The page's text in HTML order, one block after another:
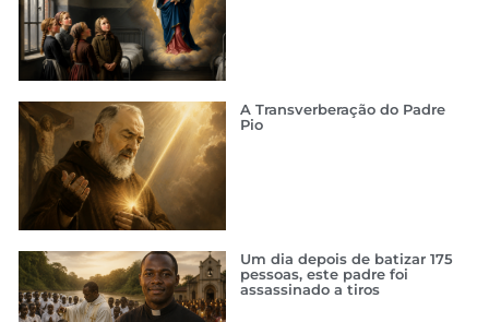
A Transverberação do Padre
Pio
Um dia depois de batizar 175
pessoas, este padre foi
assassinado a tiros